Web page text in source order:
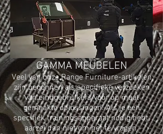
GAMMA MEUBELEN
Veel van onze Range Furniture-artikelen
zijn begonnen als specifieke verzoeken
van eindgebruikers voor op maat
gemaakte oplossingen. Als je een
specifiek trainingsapparaat nodig hebt,
aarzel dan niet om het te vragen.